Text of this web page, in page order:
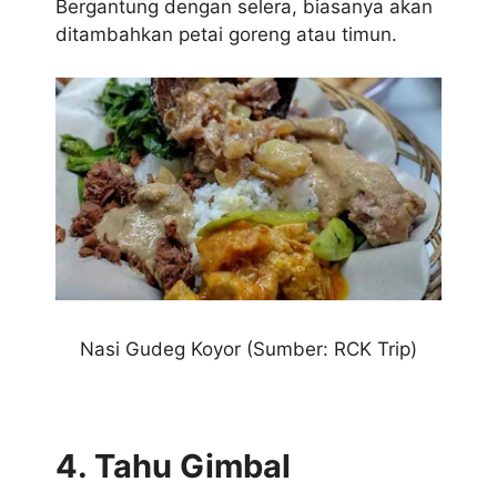
Bergantung dengan selera, biasanya akan
ditambahkan petai goreng atau timun.
Nasi Gudeg Koyor (Sumber: RCK Trip)
4. Tahu Gimbal